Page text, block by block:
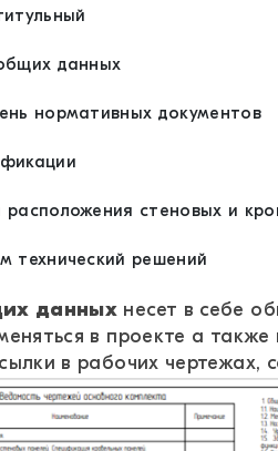
данных
нормативных документов
расположения стеновых и
технический решений
данных несет в себе
в проекте а
в рабочих чертежах,